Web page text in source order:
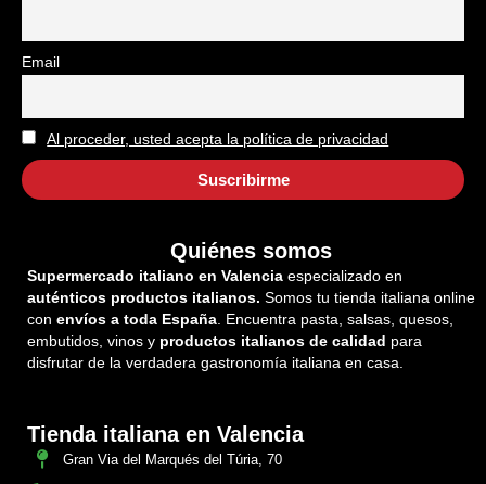
Email
Al proceder, usted acepta la política de privacidad
Quiénes somos
Supermercado italiano en Valencia especializado en
auténticos productos italianos. Somos tu tienda italiana online
con envíos a toda España. Encuentra pasta, salsas, quesos,
embutidos, vinos y productos italianos de calidad para
disfrutar de la verdadera gastronomía italiana en casa.
Tienda italiana en Valencia
Gran Via del Marqués del Túria, 70